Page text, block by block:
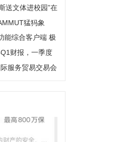
送文体进校园”在
猛犸象
能综合客户端 极
财报，一季度
服务贸易交易会